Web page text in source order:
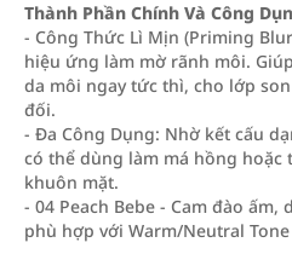
Thành Phần Chính Và Công
- Công Thức Lì Mịn (Priming
hiệu ứng làm mờ rãnh môi.
da môi ngay tức thì, cho lớp
đối.
- Đa Công Dụng: Nhờ kết cấu
có thể dùng làm má hồng hoặc
khuôn mặt.
- 04 Peach Bebe - Cam đào
phù hợp với Warm/Neutral Tone